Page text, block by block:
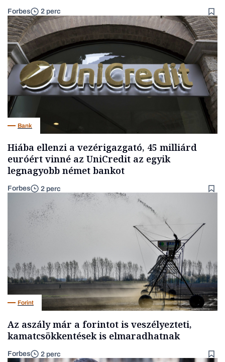
Forbes 2 perc
Bank
Hiába ellenzi a vezérigazgató, 45 milliárd
euróért vinné az UniCredit az egyik
legnagyobb német bankot
Forbes 2 perc
Forint
Az aszály már a forintot is veszélyezteti,
kamatcsökkentések is elmaradhatnak
Forbes 2 perc